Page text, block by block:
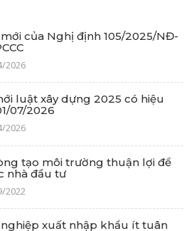
của Nghị định 105/2025/NĐ-
2026
luật xây dựng 2025 có hiệu
07/2026
2026
tạo môi trường thuận lợi để
nhà đầu tư
2022
xuất nhập khẩu ít tuân